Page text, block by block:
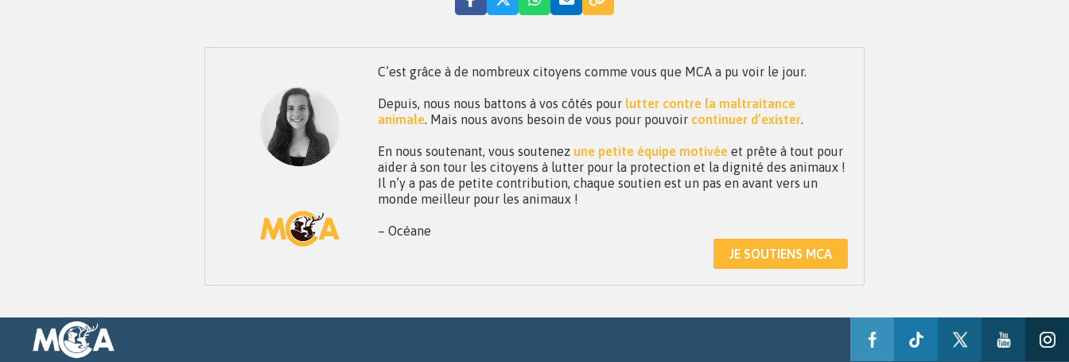
C’est grâce à de nombreux citoyens comme vous que MCA a pu voir le jour.
Depuis, nous nous battons à vos côtés pour lutter contre la maltraitance
animale. Mais nous avons besoin de vous pour pouvoir continuer d’exister.
En nous soutenant, vous soutenez une petite équipe motivée et prête à tout pour
aider à son tour les citoyens à lutter pour la protection et la dignité des animaux !
Il n’y a pas de petite contribution, chaque soutien est un pas en avant vers un
monde meilleur pour les animaux !
– Océane
JE SOUTIENS MCA